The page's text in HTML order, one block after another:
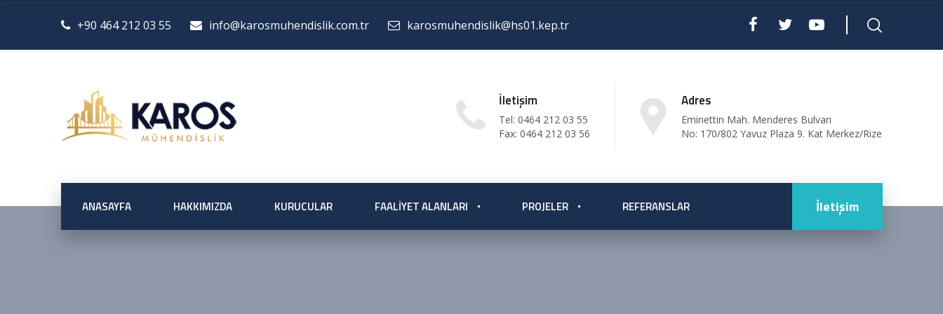
+90 464 212 03 55 info@karosmuhendislik.com.tr karosmuhendislik@hs01.kep.tr
İletişim
Tel: 0464 212 03 55
Fax: 0464 212 03 56
Adres
Eminettin Mah. Menderes Bulvarı
No: 170/802 Yavuz Plaza 9. Kat Merkez/Rize
ANASAYFA HAKKIMIZDA KURUCULAR FAALIYET ALANLARI PROJELER REFERANSLAR İletişim